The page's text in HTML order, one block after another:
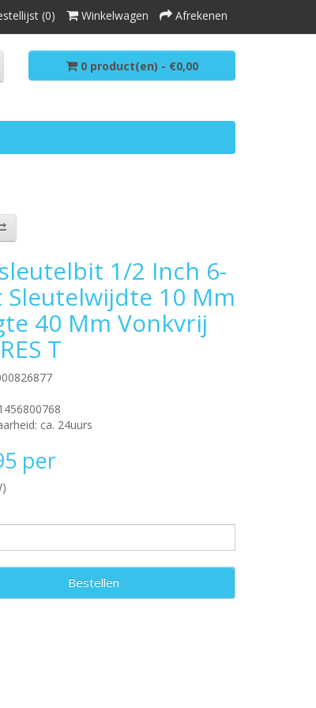
(0) Winkelwagen Afrekenen
0 product(en) - €0,00
1/2 Inch 6-
Sleutelwijdte 10 Mm
40 Mm Vonkvrij
T
ca. 24uurs
per
Bestellen